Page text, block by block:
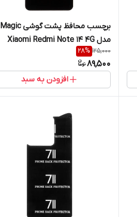
برچسب محافظ پشت گوشی Magic
مدل Xiaomi Redmi Note 14 4G
125,000
28%
89,500
افزودن به سبد